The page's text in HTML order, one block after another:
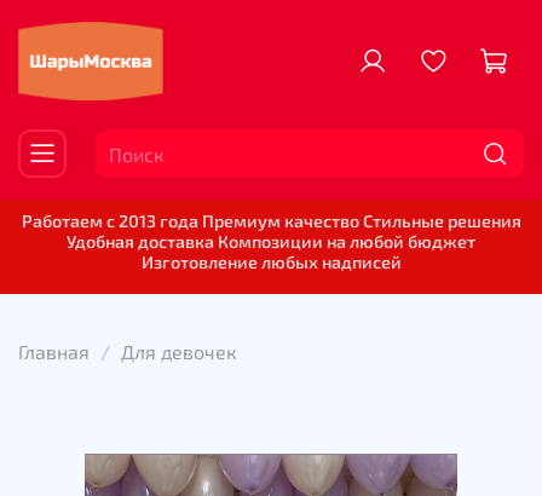
Работаем с 2013 года Премиум качество Стильные решения
Удобная доставка Композиции на любой бюджет
Изготовление любых надписей
Главная Для девочек